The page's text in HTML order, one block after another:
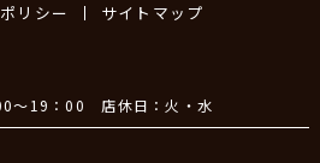
リシー サイトマップ
～19：00 店休日：火・水